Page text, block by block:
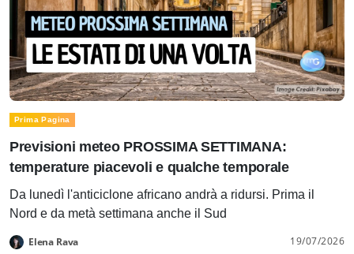
Prima Pagina
Previsioni meteo PROSSIMA SETTIMANA:
temperature piacevoli e qualche temporale
Da lunedì l'anticiclone africano andrà a ridursi. Prima il
Nord e da metà settimana anche il Sud
Elena Rava 19/07/2026